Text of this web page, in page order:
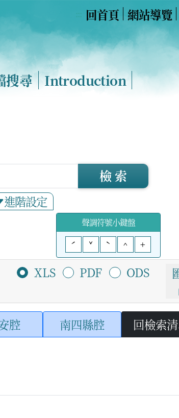
回首頁 網站導覽
搜尋 Introduction
進階設定
檢 索
聲調符號小鍵盤
ˊ
ˇ ˋ ^ +
XLS PDF ODS
腔 南四縣腔 回檢索